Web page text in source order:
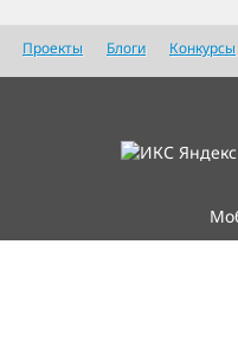
Проекты Блоги Конкурсы